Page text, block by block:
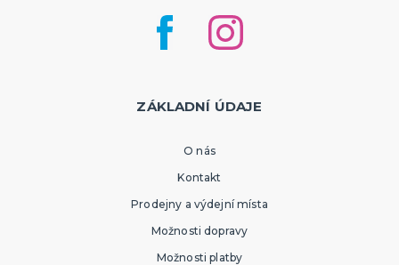
ZÁKLADNÍ ÚDAJE
O nás
Kontakt
Prodejny a výdejní místa
Možnosti dopravy
Možnosti platby